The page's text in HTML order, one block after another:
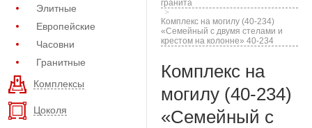
Элитные
Европейские
Часовни
Гранитные
Комплексы
Цоколя
гранита
Комплекс на могилу (40-234)
«Семейный с двумя стелами и
крестом на колонне» 40-234
Комплекс на
могилу (40-234)
«Семейный с